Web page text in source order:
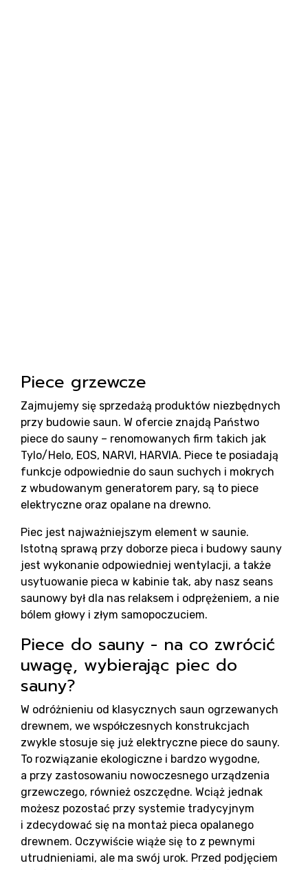
Piece grzewcze
Zajmujemy się sprzedażą produktów niezbędnych
przy budowie saun. W ofercie znajdą Państwo
piece do sauny – renomowanych firm takich jak
Tylo/Helo, EOS, NARVI, HARVIA. Piece te posiadają
funkcje odpowiednie do saun suchych i mokrych
z wbudowanym generatorem pary, są to piece
elektryczne oraz opalane na drewno.
Piec jest najważniejszym element w saunie.
Istotną sprawą przy doborze pieca i budowy sauny
jest wykonanie odpowiedniej wentylacji, a także
usytuowanie pieca w kabinie tak, aby nasz seans
saunowy był dla nas relaksem i odprężeniem, a nie
bólem głowy i złym samopoczuciem.
Piece do sauny - na co zwrócić
uwagę, wybierając piec do
sauny?
W odróżnieniu od klasycznych saun ogrzewanych
drewnem, we współczesnych konstrukcjach
zwykle stosuje się już elektryczne piece do sauny.
To rozwiązanie ekologiczne i bardzo wygodne,
a przy zastosowaniu nowoczesnego urządzenia
grzewczego, również oszczędne. Wciąż jednak
możesz pozostać przy systemie tradycyjnym
i zdecydować się na montaż pieca opalanego
drewnem. Oczywiście wiąże się to z pewnymi
utrudnieniami, ale ma swój urok. Przed podjęciem